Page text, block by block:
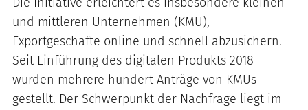
und mittleren Unternehmen (KMU),
Exportgeschäfte online und schnell abzusichern.
Seit Einführung des digitalen Produkts 2018
wurden mehrere hundert Anträge von KMUs
gestellt. Der Schwerpunkt der Nachfrage liegt im